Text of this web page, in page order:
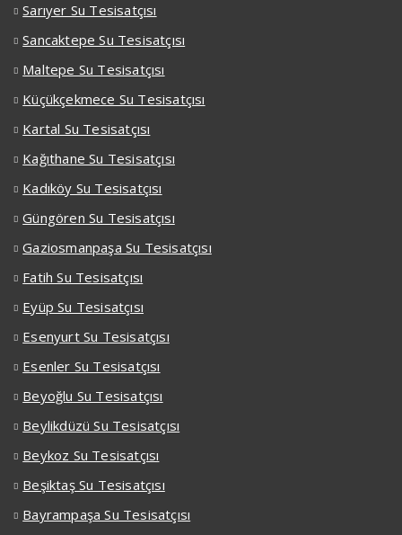
Sarıyer Su Tesisatçısı
Sancaktepe Su Tesisatçısı
Maltepe Su Tesisatçısı
Küçükçekmece Su Tesisatçısı
Kartal Su Tesisatçısı
Kağıthane Su Tesisatçısı
Kadıköy Su Tesisatçısı
Güngören Su Tesisatçısı
Gaziosmanpaşa Su Tesisatçısı
Fatih Su Tesisatçısı
Eyüp Su Tesisatçısı
Esenyurt Su Tesisatçısı
Esenler Su Tesisatçısı
Beyoğlu Su Tesisatçısı
Beylikdüzü Su Tesisatçısı
Beykoz Su Tesisatçısı
Beşiktaş Su Tesisatçısı
Bayrampaşa Su Tesisatçısı